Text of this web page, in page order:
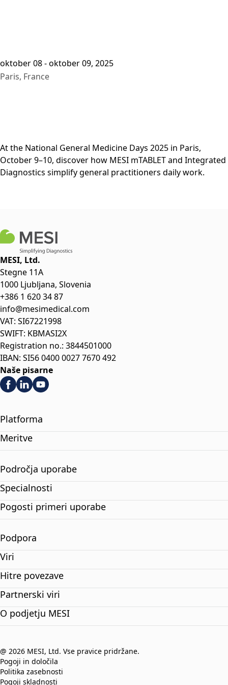
oktober 08 - oktober 09, 2025
Paris, France
At the National General Medicine Days 2025 in Paris,
October 9–10, discover how MESI mTABLET and Integrated
Diagnostics simplify general practitioners daily work.
MESI, Ltd.
Stegne 11A
1000 Ljubljana, Slovenia
+386 1 620 34 87
info@mesimedical.com
VAT: SI67221998
SWIFT: KBMASI2X
Registration no.: 3844501000
IBAN: SI56 0400 0027 7670 492
Naše pisarne
Platforma
Meritve
Področja uporabe
Specialnosti
Pogosti primeri uporabe
Podpora
Viri
Hitre povezave
Partnerski viri
O podjetju MESI
@ 2026 MESI, Ltd. Vse pravice pridržane.
Pogoji in določila
Politika zasebnosti
Pogoji skladnosti